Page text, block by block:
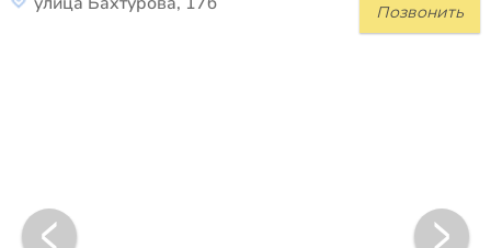
Позвонить